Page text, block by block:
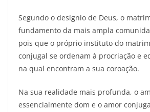
Segundo o desígnio de Deus, o
fundamento da mais ampla
pois que o próprio instituto do
conjugal se ordenam à procriação e
na qual encontram a sua coroação.
Na sua realidade mais profunda, o
essencialmente dom e o amor